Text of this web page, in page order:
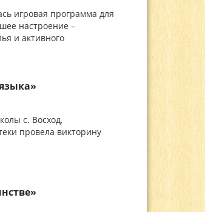
игровая программа для
настроение –
и активного
с. Восход,
провела викторину